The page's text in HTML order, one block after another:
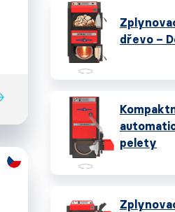
dřevo –
pelety